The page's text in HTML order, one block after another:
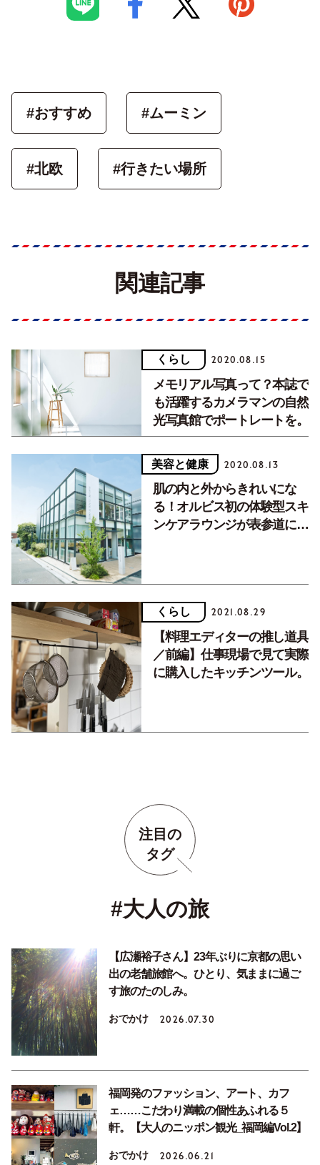
#おすすめ #ムーミン
#北欧 #行きたい場所
関連記事
くらし 2020.08.15
メモリアル写真って？本誌で
も活躍するカメラマンの自然
光写真館でポートレートを。
美容と健康 2020.08.13
肌の内と外からきれいにな
る！オルビス初の体験型スキ
ンケアラウンジが表参道にオ
くらし 2021.08.29
【料理エディターの推し道具
／前編】仕事現場で見て実際
に購入したキッチンツール。
注目の
タグ
#大人の旅
【広瀬裕子さん】23年ぶりに京都の思い
出の老舗旅館へ。ひとり、気ままに過ご
す旅のたのしみ。
おでかけ 2026.07.30
福岡発のファッション、アート、カフ
ェ……こだわり満載の個性あふれる５
軒。【大人のニッポン観光_福岡編Vol.2】
おでかけ 2026.06.21